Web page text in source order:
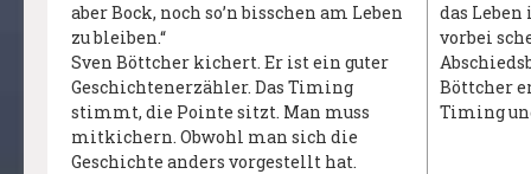
aber Bock, noch so’n bisschen am Leben
zu bleiben.“
Sven Böttcher kichert. Er ist ein guter
Geschichtenerzähler. Das Timing
stimmt, die Pointe sitzt. Man muss
mitkichern. Obwohl man sich die
Geschichte anders vorgestellt hat.
das
vorbei
Böttcher
Timing